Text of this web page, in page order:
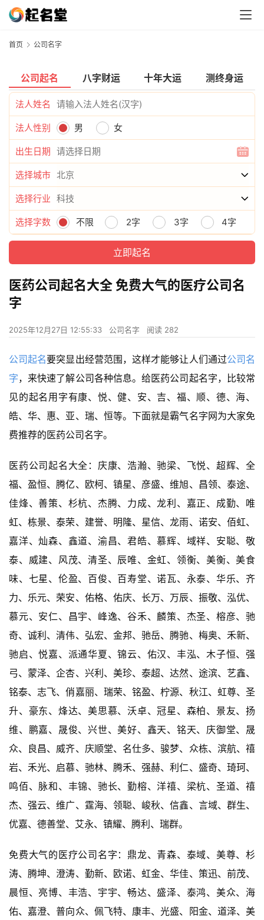
首页 公司名字
公司起名 八字财运 十年大运 测终身运
法人姓名
法人性别 男 女
出生日期
选择城市
选择行业
选择字数 不限 2字 3字 4字
医药公司起名大全 免费大气的医疗公司名
字
2025年12月27日 12:55:33 公司名字 阅读 282
公司起名要突显出经营范围，这样才能够让人们通过公司名
字，来快速了解公司各种信息。给医药公司起名字，比较常
见的起名用字有康、悦、健、安、吉、福、顺、德、海、
皓、华、惠、亚、瑞、恒等。下面就是霸气名字网为大家免
费推荐的医药公司名字。
医药公司起名大全：庆康、浩瀚、驰梁、飞悦、超辉、全
福、盈恒、腾亿、欧柯、镇星、彦盛、维旭、昌领、泰途、
佳烽、善策、杉杭、杰腾、力成、龙利、嘉正、成勤、唯
虹、栋景、泰荣、建誉、明隆、星信、龙雨、诺安、佰虹、
嘉洋、灿森、鑫道、渝昌、君皓、慕辉、域祥、安聪、敬
泰、威建、风茂、清圣、辰唯、金虹、领衡、美衡、美食
味、七星、伦盈、百俊、百寿堂、诺瓦、永泰、华乐、齐
力、乐元、荣安、佑格、佑庆、长万、万辰、振敬、泓优、
慕元、安仁、昌宇、峰逸、谷禾、麟策、杰圣、榕彦、驰
奇、诚利、清伟、弘宏、金邦、驰岳、腾驰、梅奥、禾新、
驰启、悦嘉、派通华夏、锦云、佑汉、丰泓、木子恒、强
弓、蒙泽、企杏、兴利、美珍、泰超、达然、途滨、艺鑫、
铭泰、志飞、俏嘉丽、瑞荣、铭盈、柠源、秋江、虹尊、圣
升、豪东、烽达、美思慕、沃卓、冠星、森柏、景友、扬
维、鹏嘉、晟俊、兴世、美好、鑫天、铭天、庆御堂、晟
众、良昌、威齐、庆顺堂、名仕多、骏梦、众栋、滨航、禧
岩、禾光、启慕、驰林、腾禾、强赫、利仁、盛奇、琦珂、
鸣佰、脉和、丰锦、驰长、勤榕、洋禧、梁杭、圣道、禧
杰、强云、维广、霆海、领聪、峻秋、信鑫、言域、群生、
优嘉、德善堂、艾永、镇耀、腾利、瑞群。
免费大气的医疗公司名字：鼎龙、青森、泰域、美尊、杉
涛、腾坤、澄涛、勤新、欧诺、虹金、华佳、策迅、前茂、
晨恒、亮博、丰浩、宇宇、畅达、盛泽、泰鸿、美众、海
佑、嘉澄、普向众、佩飞特、康丰、光盛、阳金、道泽、美